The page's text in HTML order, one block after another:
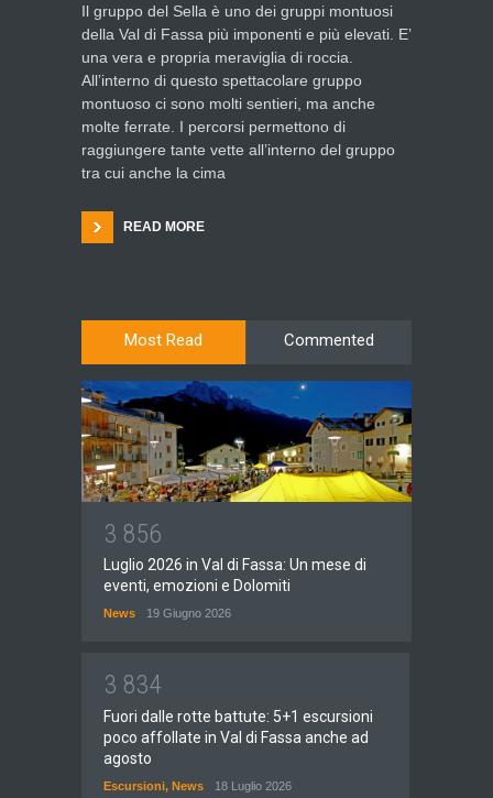
Il gruppo del Sella è uno dei gruppi montuosi
della Val di Fassa più imponenti e più elevati. E’
una vera e propria meraviglia di roccia.
All’interno di questo spettacolare gruppo
montuoso ci sono molti sentieri, ma anche
molte ferrate. I percorsi permettono di
raggiungere tante vette all’interno del gruppo
tra cui anche la cima
READ MORE
Most Read Commented
3 856
Luglio 2026 in Val di Fassa: Un mese di
eventi, emozioni e Dolomiti
News 19 Giugno 2026
3 834
Fuori dalle rotte battute: 5+1 escursioni
poco affollate in Val di Fassa anche ad
agosto
Escursioni, News 18 Luglio 2026